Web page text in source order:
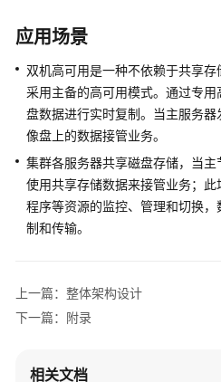
异
步
复
制
限
使
用）
同
制
理
适
应用场景
双机高可用是一种不依赖于共享存
采用主备的高可用模式。通过专
盘数据进行实时复制。当主服务
像盘上的数据接管业务。
集群各服务器共享磁盘存储，当
使用共享存储数据来接管业务；
程序等资源的监控、管理和切换
制和传输。
上一篇：整体架构设计
下一篇：附录
相关文档